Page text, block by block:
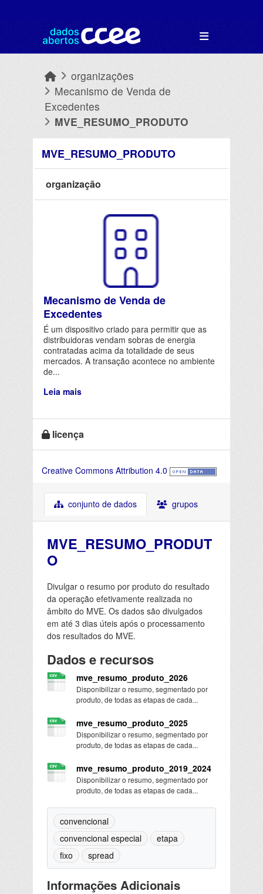
organizações
Mecanismo de Venda de
Excedentes
MVE_RESUMO_PRODUTO
MVE_RESUMO_PRODUTO
organização
Mecanismo de Venda de
Excedentes
É um dispositivo criado para permitir que as
distribuidoras vendam sobras de energia
contratadas acima da totalidade de seus
mercados. A transação acontece no ambiente
de...
Leia mais
licença
Creative Commons Attribution 4.0
conjunto de dados grupos
MVE_RESUMO_PRODUT
O
Divulgar o resumo por produto do resultado
da operação efetivamente realizada no
âmbito do MVE. Os dados são divulgados
em até 3 dias úteis após o processamento
dos resultados do MVE.
Dados e recursos
mve_resumo_produto_2026
Disponibilizar o resumo, segmentado por
produto, de todas as etapas de cada...
mve_resumo_produto_2025
Disponibilizar o resumo, segmentado por
produto, de todas as etapas de cada...
mve_resumo_produto_2019_2024
Disponibilizar o resumo, segmentado por
produto, de todas as etapas de cada...
convencional
convencional especial
etapa
fixo
spread
Informações Adicionais